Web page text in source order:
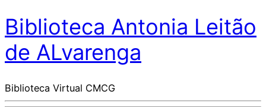
Biblioteca Antonia Leitão
de ALvarenga
Biblioteca Virtual CMCG